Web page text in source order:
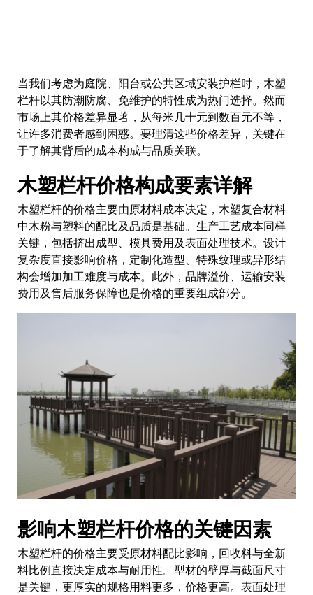
当我们考虑为庭院、阳台或公共区域安装护栏时，木塑
栏杆以其防潮防腐、免维护的特性成为热门选择。然而
市场上其价格差异显著，从每米几十元到数百元不等，
让许多消费者感到困惑。要理清这些价格差异，关键在
于了解其背后的成本构成与品质关联。
木塑栏杆价格构成要素详解
木塑栏杆的价格主要由原材料成本决定，木塑复合材料
中木粉与塑料的配比及品质是基础。生产工艺成本同样
关键，包括挤出成型、模具费用及表面处理技术。设计
复杂度直接影响价格，定制化造型、特殊纹理或异形结
构会增加加工难度与成本。此外，品牌溢价、运输安装
费用及售后服务保障也是价格的重要组成部分。
影响木塑栏杆价格的关键因素
木塑栏杆的价格主要受原材料配比影响，回收料与全新
料比例直接决定成本与耐用性。型材的壁厚与截面尺寸
是关键，更厚实的规格用料更多，价格更高。表面处理